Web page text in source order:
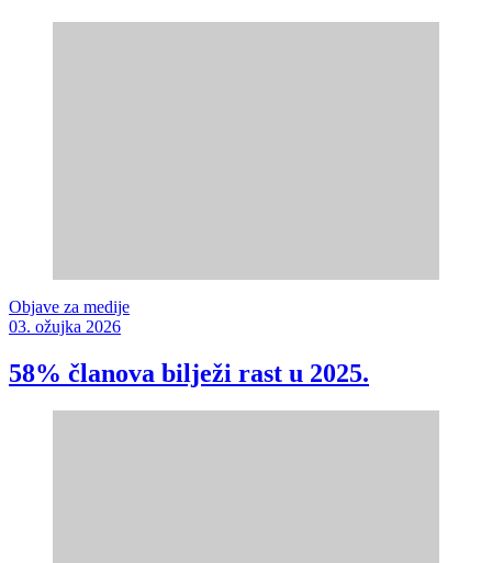
Objave za medije
03. ožujka 2026
58% članova bilježi rast u 2025.